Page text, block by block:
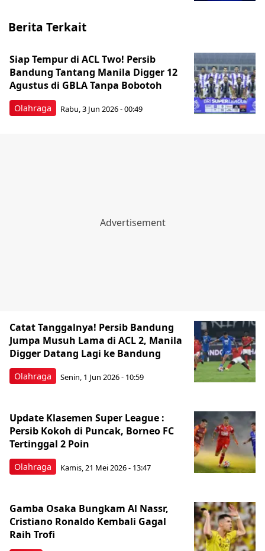
Berita Terkait
Olahraga
Siap Tempur di ACL Two! Persib
Bandung Tantang Manila Digger 12
Agustus di GBLA Tanpa Bobotoh
Rabu, 3 Jun 2026 - 00:49
Olahraga
Catat Tanggalnya! Persib Bandung
Jumpa Musuh Lama di ACL 2, Manila
Digger Datang Lagi ke Bandung
Senin, 1 Jun 2026 - 10:59
Olahraga
Update Klasemen Super League :
Persib Kokoh di Puncak, Borneo FC
Tertinggal 2 Poin
Kamis, 21 Mei 2026 - 13:47
Gamba Osaka Bungkam Al Nassr,
Cristiano Ronaldo Kembali Gagal
Raih Trofi